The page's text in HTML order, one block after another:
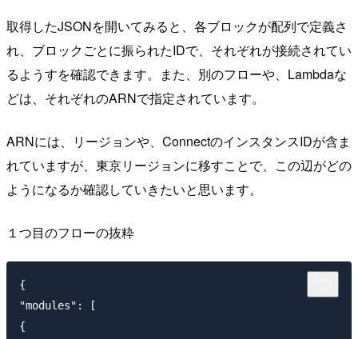
取得したJSONを開いてみると、各ブロックが配列で定義さ
れ、ブロックごとに振られたIDで、それぞれが接続されてい
るようすを確認できます。また、別のフローや、Lambdaな
どは、それぞれのARNで指定されています。
ARNには、リージョンや、ConnectのインスタンスIDが含ま
れていますが、東京リージョンに移すことで、この辺がどの
ようになるか確認していきたいと思います。
１つ目のフローの抜粋
{
"modules": [
{